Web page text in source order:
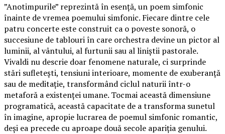
”Anotimpurile” reprezintă în esență, un poem simfonic
înainte de vremea poemului simfonic. Fiecare dintre cele
patru concerte este construit ca o poveste sonoră, o
succesiune de tablouri în care orchestra devine un pictor al
luminii, al vântului, al furtunii sau al liniștii pastorale.
Vivaldi nu descrie doar fenomene naturale, ci surprinde
stări sufletești, tensiuni interioare, momente de exuberanță
sau de meditație, transformând ciclul naturii într-o
metaforă a existenței umane. Tocmai această dimensiune
programatică, această capacitate de a transforma sunetul
în imagine, apropie lucrarea de poemul simfonic romantic,
deși ea precede cu aproape două secole apariția genului.